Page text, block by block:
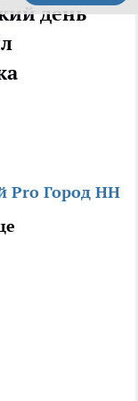
день
Pro Город НН